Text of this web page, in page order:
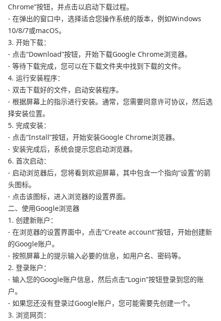
Chrome”按钮，并点击以启动下载过程。
- 在弹出的窗口中，选择适合您操作系统的版本，例如Windows
10/8/7或macOS。
3. 开始下载：
- 点击“Download”按钮，开始下载Google Chrome浏览器。
- 等待下载完成，您可以在下载文件夹中找到下载的文件。
4. 运行安装程序：
- 双击下载好的文件，启动安装程序。
- 根据屏幕上的指示进行安装。通常，您需要同意许可协议，然后选
择安装位置。
5. 完成安装：
- 点击“Install”按钮，开始安装Google Chrome浏览器。
- 安装完成后，系统会提示您启动浏览器。
6. 首次启动：
- 启动浏览器后，您将看到欢迎屏幕，其中包含一个指向“设置”的箭
头图标。
- 点击该图标，进入浏览器的设置界面。
二、使用Google浏览器
1. 创建新账户：
- 在浏览器的设置界面中，点击“Create account”按钮，开始创建新
的Google账户。
- 按照屏幕上的提示输入必要的信息，如用户名、密码等。
2. 登录账户：
- 输入您的Google账户信息，然后点击“Login”按钮登录到您的账
户。
- 如果您还没有登录过Google账户，您可能需要先创建一个。
3. 浏览网页：